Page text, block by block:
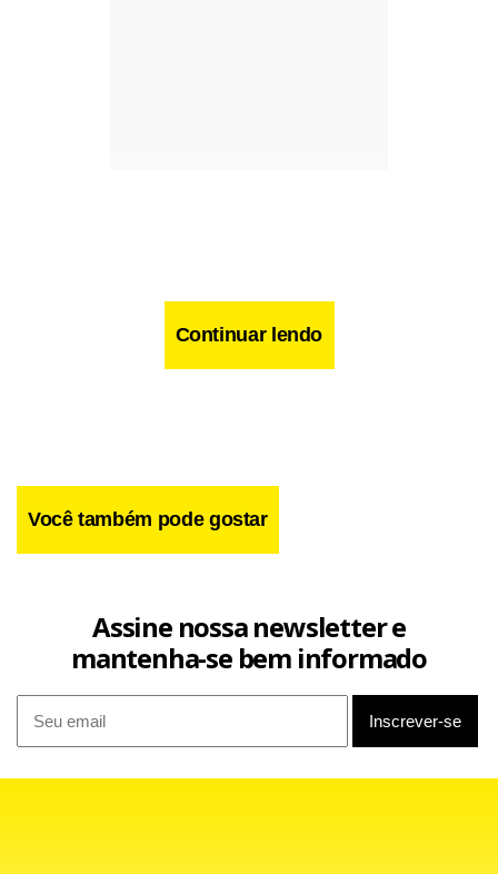
Continuar lendo
Você também pode gostar
Assine nossa newsletter e
mantenha-se bem informado